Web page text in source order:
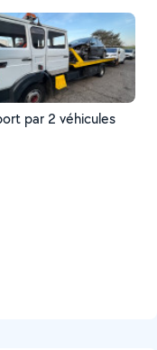
par 2 véhicules